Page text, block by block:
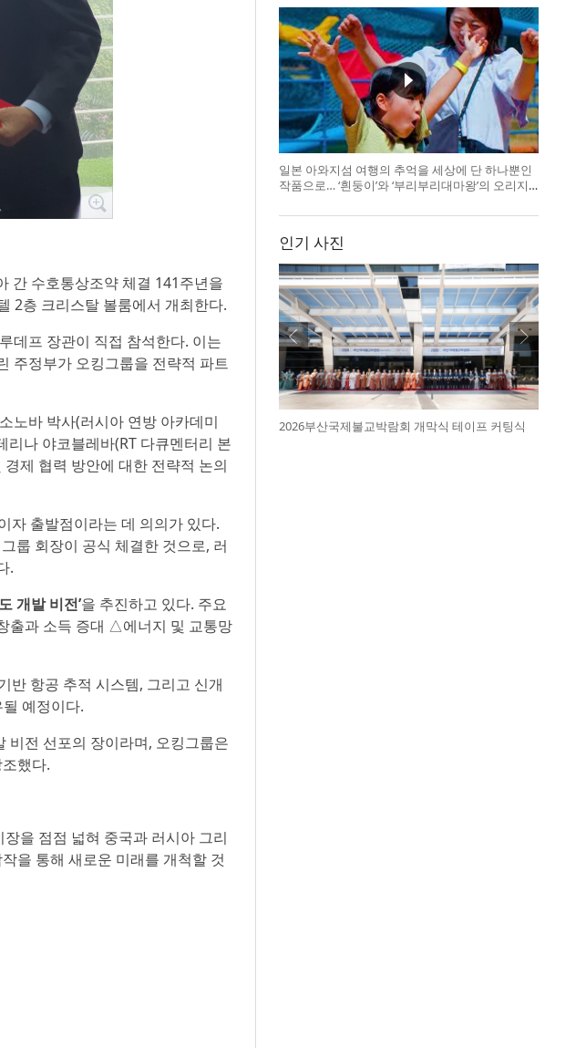
간 수호통상조약 체결 141주년을
2층 크리스탈 볼룸에서 개최한다.
데프 장관이 직접 참석한다. 이는
주정부가 오킹그룹을 전략적 파트
노바 박사(러시아 연방 아카데미
나 야코블레바(RT 다큐멘터리 본
제 협력 방안에 대한 전략적 논의
자 출발점이라는 데 의의가 있다.
룹 회장이 공식 체결한 것으로, 러
.
개발 비전’을 추진하고 있다. 주요
출과 소득 증대 △에너지 및 교통망
반 항공 추적 시스템, 그리고 신개
예정이다.
비전 선포의 장이라며, 오킹그룹은
했다.
을 점점 넓혀 중국과 러시아 그리
을 통해 새로운 미래를 개척할 것
일본 아와지섬 여행의 추억을 세상에 단 하나뿐인
작품으로… ‘흰둥이’와 ‘부리부리대마왕’의 오리지
인기 사진
2026부산국제불교박람회 개막식 테이프 커팅식